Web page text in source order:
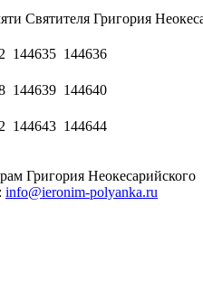
Святителя Григория
144635 144636
144639 144640
144643 144644
Григория Неокесарийского
info@ieronim-polyanka.ru